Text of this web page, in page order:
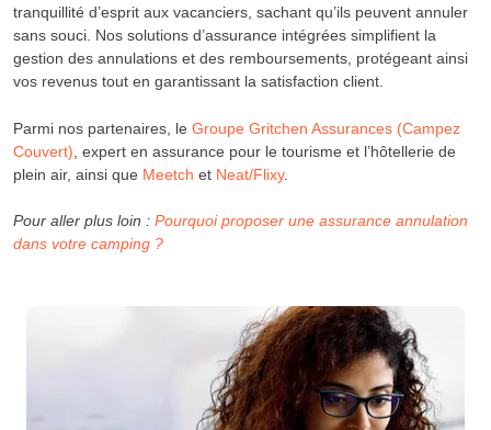
tranquillité d’esprit aux vacanciers, sachant qu’ils peuvent annuler
sans souci. Nos solutions d’assurance intégrées simplifient la
gestion des annulations et des remboursements, protégeant ainsi
vos revenus tout en garantissant la satisfaction client.
Parmi nos partenaires, le Groupe Gritchen Assurances (Campez
Couvert) , expert en assurance pour le tourisme et l’hôtellerie de
plein air, ainsi que Meetch et Neat/Flixy.
Pour aller plus loin : Pourquoi proposer une assurance annulation
dans votre camping ?